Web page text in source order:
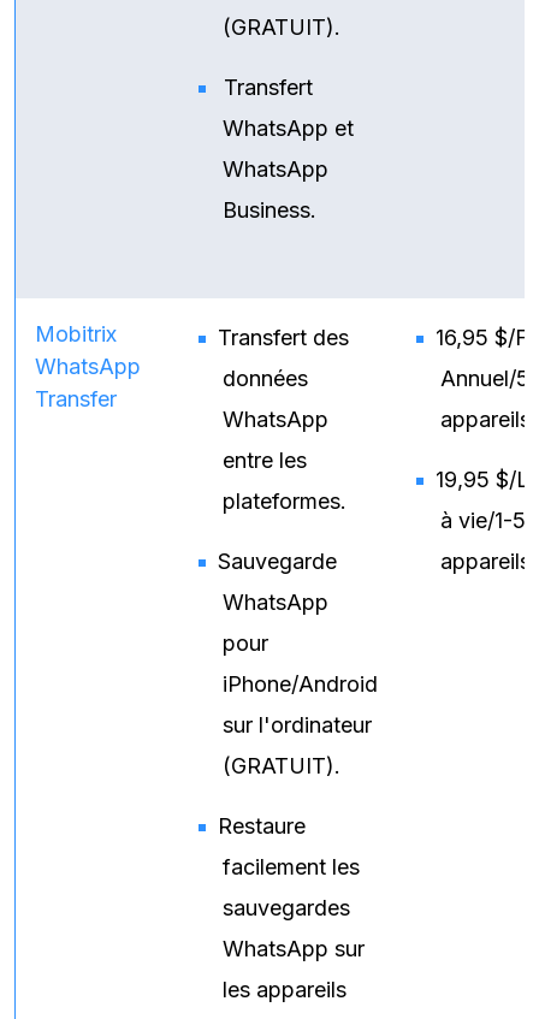
(GRATUIT).
Transfert
WhatsApp et
WhatsApp
Business.
Mobitrix
WhatsApp
Transfer
Transfert des
données
WhatsApp
entre les
plateformes.
Sauvegarde
WhatsApp
pour
iPhone/Android
sur l'ordinateur
(GRATUIT).
Restaure
facilement les
sauvegardes
WhatsApp sur
les appareils
16,95 $/
Annuel/5
appareils
19,95 $/
à vie/1-5
appareils